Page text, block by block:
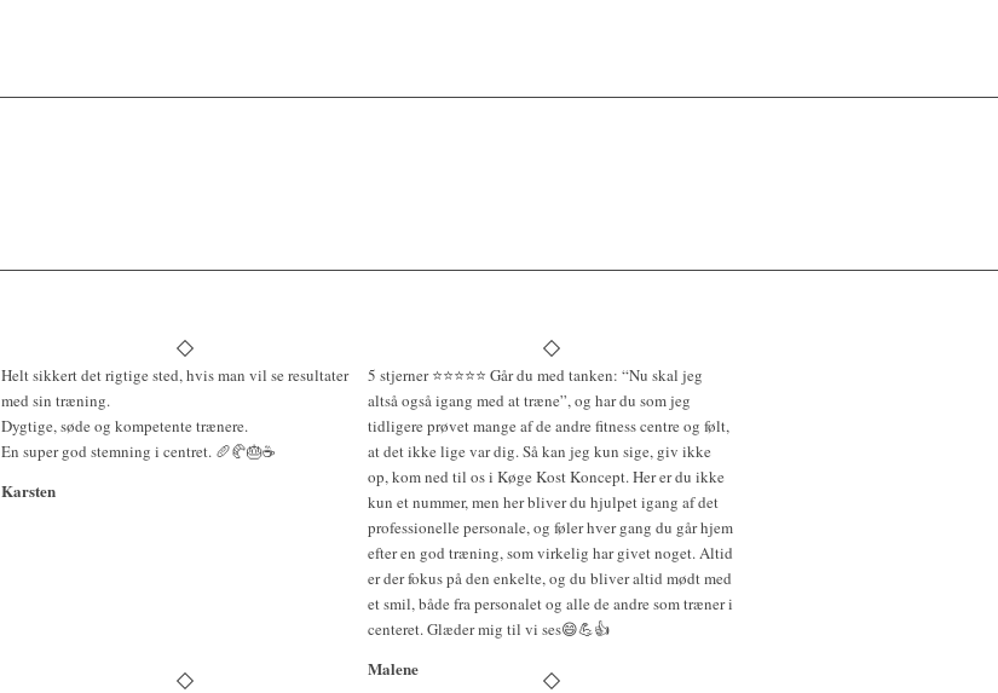
Helt sikkert det rigtige sted, hvis man vil se resultater
med sin træning.
Dygtige, søde og kompetente trænere.
En super god stemning i centret. 🥖🥐🎂☕️
Karsten
5 stjerner ⭐️⭐️⭐️⭐️⭐️ Går du med tanken: “Nu skal jeg
altså også igang med at træne”, og har du som jeg
tidligere prøvet mange af de andre fitness centre og følt,
at det ikke lige var dig. Så kan jeg kun sige, giv ikke
op, kom ned til os i Køge Kost Koncept. Her er du ikke
kun et nummer, men her bliver du hjulpet igang af det
professionelle personale, og føler hver gang du går hjem
efter en god træning, som virkelig har givet noget. Altid
er der fokus på den enkelte, og du bliver altid mødt med
et smil, både fra personalet og alle de andre som træner i
centeret. Glæder mig til vi ses😄💪👍
Malene